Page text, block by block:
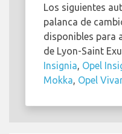
Los siguientes
palanca de
disponibles para
de Lyon-Saint
Insignia, Opel
Mokka, Opel